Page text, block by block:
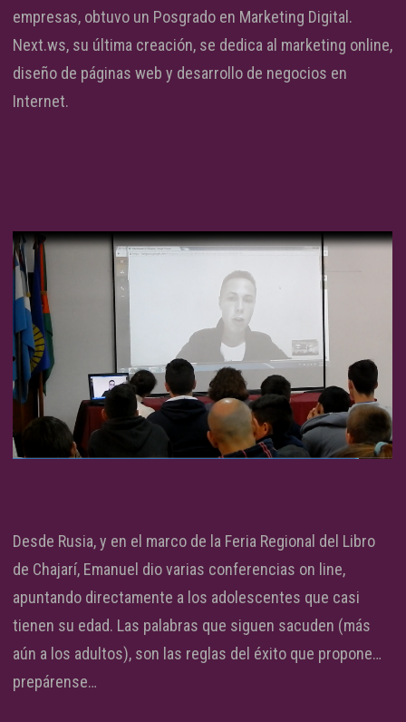
empresas, obtuvo un Posgrado en Marketing Digital.
Next.ws, su última creación, se dedica al marketing online,
diseño de páginas web y desarrollo de negocios en
Internet.
Desde Rusia, y en el marco de la Feria Regional del Libro
de Chajarí, Emanuel dio varias conferencias on line,
apuntando directamente a los adolescentes que casi
tienen su edad. Las palabras que siguen sacuden (más
aún a los adultos), son las reglas del éxito que propone…
prepárense…